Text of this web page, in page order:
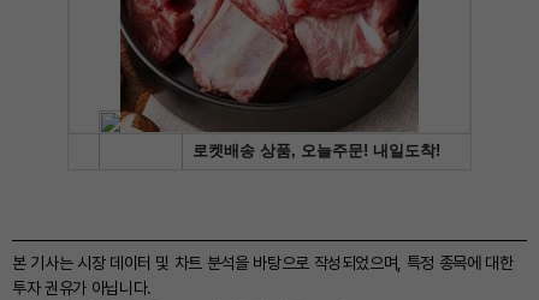
본 기사는 시장 데이터 및 차트 분석을 바탕으로 작성되었으며, 특정 종목에 대한
투자 권유가 아닙니다.